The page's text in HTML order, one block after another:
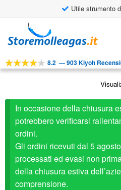
Utile strumento
alla
al
STRUMENTI
APPLICAZIONI
SERVIZIO CLIENTI
FAQ
8.2 —903 Kiyoh
In occasione della chiusura
potrebbero verificarsi
ordini.
Gli ordini ricevuti dal 5
processati ed evasi non
della chiusura estiva
comprensione.